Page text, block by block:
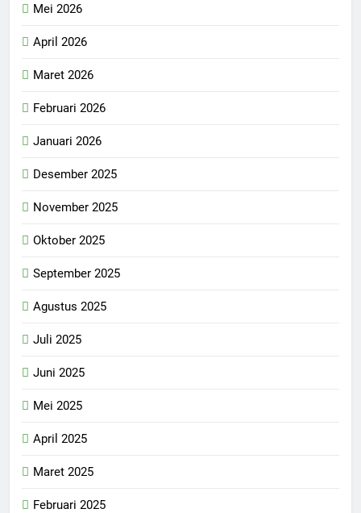
Mei 2026
April 2026
Maret 2026
Februari 2026
Januari 2026
Desember 2025
November 2025
Oktober 2025
September 2025
Agustus 2025
Juli 2025
Juni 2025
Mei 2025
April 2025
Maret 2025
Februari 2025